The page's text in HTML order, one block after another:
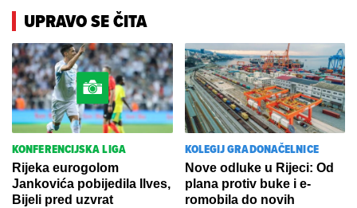
UPRAVO SE ČITA
KONFERENCIJSKA LIGA
Rijeka eurogolom
Jankovića pobijedila Ilves,
Bijeli pred uzvrat
KOLEGIJ GRADONAČELNICE
Nove odluke u Rijeci: Od
plana protiv buke i e-
romobila do novih